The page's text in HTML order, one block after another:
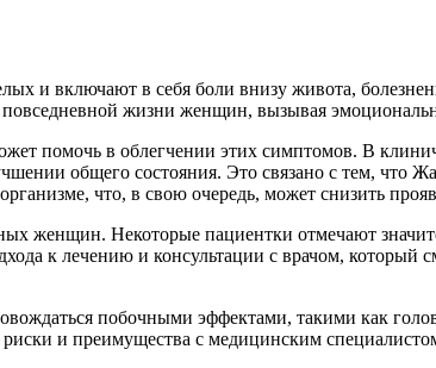
и включают в себя боли внизу живота,
жизни женщин, вызывая
помочь в облегчении этих симптомов. В
общего состояния. Это связано с тем, что
что, в свою очередь, может снизить
женщин. Некоторые пациентки отмечают
к лечению и консультации с врачом,
побочными эффектами, такими как
и преимущества с медицинским